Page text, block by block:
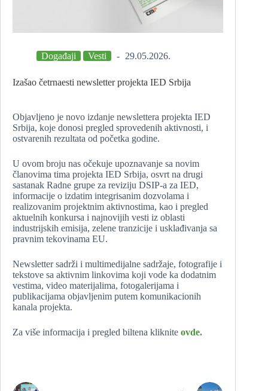
Događaji Vesti 29.05.2026.
Izašao četrnaesti newsletter projekta IED Srbija
Objavljeno je novo izdanje newslettera projekta IED
Srbija, koje donosi pregled sprovedenih aktivnosti, i
ostvarenih rezultata od početka godine.
U ovom broju nas očekuje upoznavanje sa novim
članovima tima projekta IED Srbija, osvrt na drugi
sastanak Radne grupe za reviziju DSIP-a za IED,
informacije o izdatim integrisanim dozvolama i
realizovanim projektnim aktivnostima, kao i pregled
aktuelnih konkursa i najnovijih vesti iz oblasti
industrijskih emisija, zelene tranzicije i usklađivanja sa
pravnim tekovinama EU.
Newsletter sadrži i multimedijalne sadržaje, fotografije i
tekstove sa aktivnim linkovima koji vode ka dodatnim
vestima, video materijalima, fotogalerijama i
publikacijama objavljenim putem komunikacionih
kanala projekta.
Za više informacija i pregled biltena kliknite ovde.